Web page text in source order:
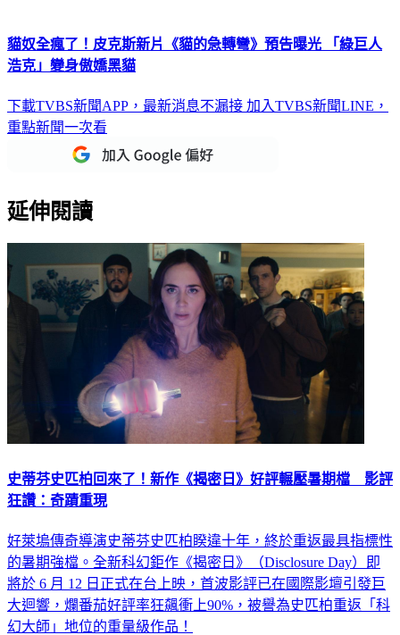
貓奴全瘋了！皮克斯新片《貓的急轉彎》預告曝光 「綠巨人
浩克」變身傲嬌黑貓
下載TVBS新聞APP，最新消息不漏接 加入TVBS新聞LINE，
重點新聞一次看
延伸閱讀
史蒂芬史匹柏回來了！新作《揭密日》好評輾壓暑期檔 影評
狂讚：奇蹟重現
好萊塢傳奇導演史蒂芬史匹柏睽違十年，終於重返最具指標性
的暑期強檔。全新科幻鉅作《揭密日》（Disclosure Day）即
將於 6 月 12 日正式在台上映，首波影評已在國際影壇引發巨
大迴響，爛番茄好評率狂飆衝上90%，被譽為史匹柏重返「科
幻大師」地位的重量級作品！